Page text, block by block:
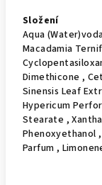
Složení
Aqua
Macadamia
Dimethicone ,
Sinensis Leaf
Hypericum
Stearate ,
Phenoxyethanol
Parfum ,